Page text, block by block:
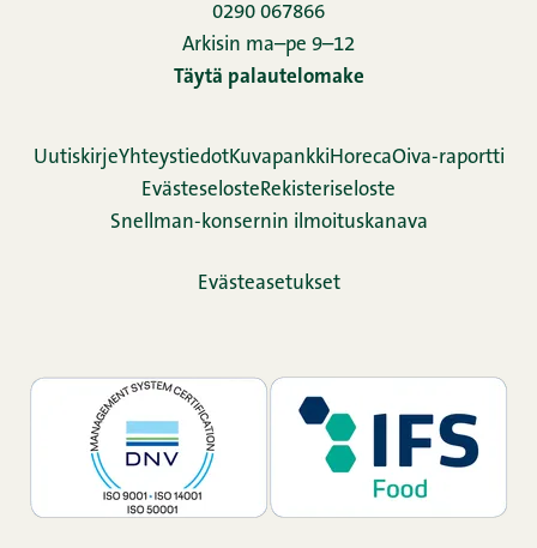
0290 067866
Arkisin ma–pe 9–12
Täytä palautelomake
UutiskirjeYhteystiedotKuvapankki HorecaOiva-raportti
Evästeseloste Rekisteriseloste
Snellman-konsernin ilmoituskanava
Evästeasetukset